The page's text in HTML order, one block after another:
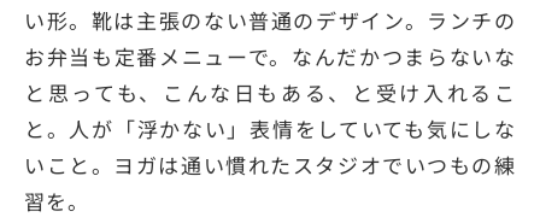
い形。靴は主張のない普通のデザイン。ランチの
お弁当も定番メニューで。なんだかつまらないな
と思っても、こんな日もある、と受け入れるこ
と。人が「浮かない」表情をしていても気にしな
いこと。ヨガは通い慣れたスタジオでいつもの練
習を。